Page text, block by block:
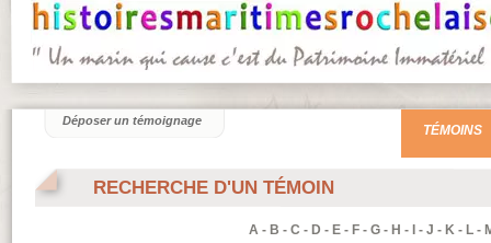
RECHERCHE D'UN TÉMOIN
A - B - C - D - E - F - G - H - - J - K - L -
TÉMOINS
Déposer un témoignage